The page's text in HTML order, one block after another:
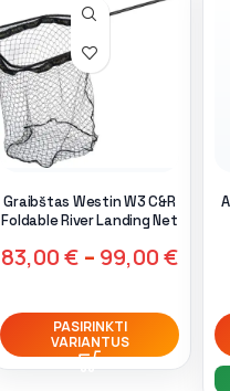
Graibštas Westin W3 C&R
Foldable River Landing Net
83,00€ – 99,00€
PASIRINKTI
VARIANTUS